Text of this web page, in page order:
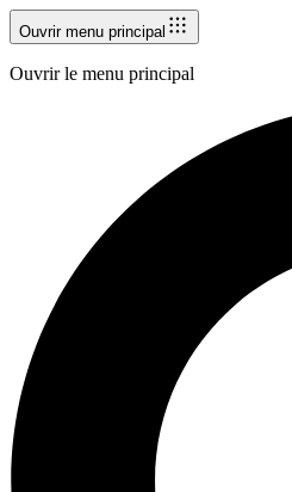
Ouvrir menu principal
Ouvrir le menu principal